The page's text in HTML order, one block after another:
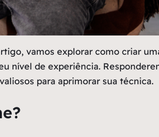
vamos explorar como criar
nível de experiência.
para aprimorar sua técnica.